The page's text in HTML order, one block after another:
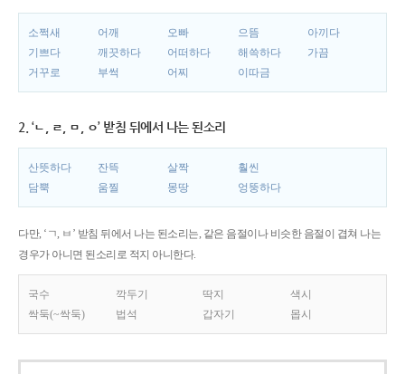
소쩍새 어깨 오빠 으뜸
아끼다
기쁘다
깨끗하다 어떠하다 해쓱하다
가끔
거꾸로
부썩 어찌 이따금
2. ‘ㄴ, ㄹ, ㅁ, ㅇ’ 받침 뒤에서 나는 된소리
산뜻하다 잔뜩 살짝
훨씬
담뿍
움찔 몽땅 엉뚱하다
다만, ‘ㄱ, ㅂ’ 받침 뒤에서 나는 된소리는, 같은 음절이나 비슷한 음절이 겹쳐 나는
경우가 아니면 된소리로 적지 아니한다.
국수 깍두기 딱지
색시
싹둑(~싹둑)
법석 갑자기 몹시